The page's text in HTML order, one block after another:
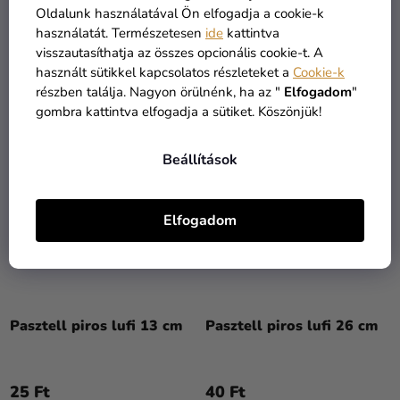
Oldalunk használatával Ön elfogadja a cookie-k
használatát. Természetesen ide kattintva
visszautasíthatja az összes opcionális cookie-t. A
használt sütikkel kapcsolatos részleteket a Cookie-k
részben találja. Nagyon örülnénk, ha az " Elfogadom"
gombra kattintva elfogadja a sütiket. Köszönjük!
Beállítások
Elfogadom
5-
ből
5,0
csillag.
25 Ft
KOSÁRBA
40 Ft
KOSÁRBA
Pasztell piros lufi 13 cm
termék
átlagos
25 Ft
Pasztell piros lufi 26 cm
termék
átlagos
40 Ft